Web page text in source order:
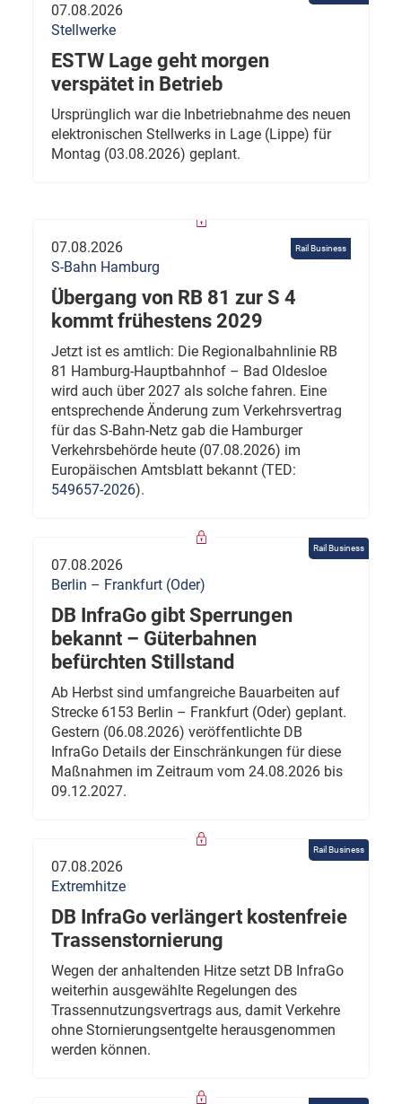
07.08.2026
Stellwerke
ESTW Lage geht morgen
verspätet in Betrieb
Ursprünglich war die Inbetriebnahme des neuen
elektronischen Stellwerks in Lage (Lippe) für
Montag (03.08.2026) geplant.
Rail Business
07.08.2026
S-Bahn Hamburg
Übergang von RB 81 zur S 4
kommt frühestens 2029
Jetzt ist es amtlich: Die Regionalbahnlinie RB
81 Hamburg-Hauptbahnhof – Bad Oldesloe
wird auch über 2027 als solche fahren. Eine
entsprechende Änderung zum Verkehrsvertrag
für das S-Bahn-Netz gab die Hamburger
Verkehrsbehörde heute (07.08.2026) im
Europäischen Amtsblatt bekannt (TED:
549657-2026).
Rail Business
07.08.2026
Berlin – Frankfurt (Oder)
DB InfraGo gibt Sperrungen
bekannt – Güterbahnen
befürchten Stillstand
Ab Herbst sind umfangreiche Bauarbeiten auf
Strecke 6153 Berlin – Frankfurt (Oder) geplant.
Gestern (06.08.2026) veröffentlichte DB
InfraGo Details der Einschränkungen für diese
Maßnahmen im Zeitraum vom 24.08.2026 bis
09.12.2027.
Rail Business
07.08.2026
Extremhitze
DB InfraGo verlängert kostenfreie
Trassenstornierung
Wegen der anhaltenden Hitze setzt DB InfraGo
weiterhin ausgewählte Regelungen des
Trassennutzungsvertrags aus, damit Verkehre
ohne Stornierungsentgelte herausgenommen
werden können.